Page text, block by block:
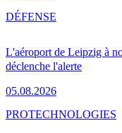
L'aéroport de Leipzig à
déclenche l'alerte
05.08.2026
DÉFENSE
PROTECHNOLOGIES